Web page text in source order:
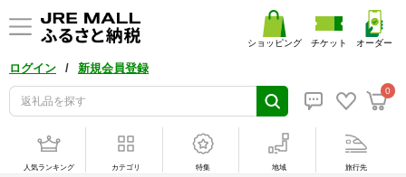
ログイン / 新規会員登録
0
ショッピング チケット オーダー
人気ランキング カテゴリ 特集 地域 旅行先